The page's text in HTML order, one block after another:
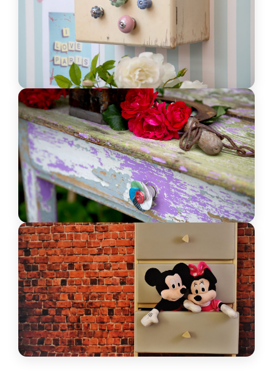
JETZT ENTDECKEN
Floralknäufe
Für einen blumigen Look.
JETZT ENTDECKEN
Vintageknäufe
Zeitloser Charme fürs Zuhause.
JETZT ENTDECKEN